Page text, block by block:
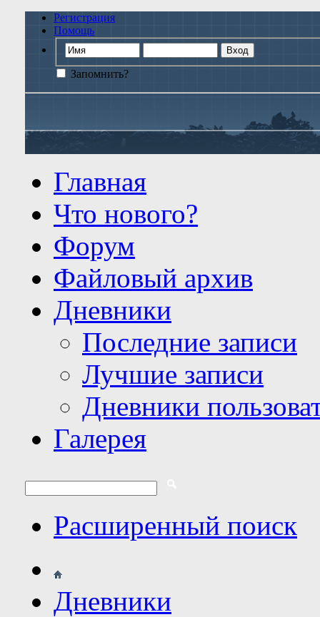
Регистрация
Помощь
Запомнить?
Главная
Что нового?
Форум
Файловый архив
Дневники
Последние записи
Лучшие записи
Дневники
Галерея
Расширенный поиск
Дневники